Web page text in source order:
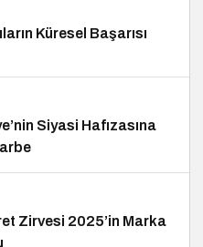
Küresel Başarısı
Siyasi Hafızasına
Zirvesi 2025’in Marka